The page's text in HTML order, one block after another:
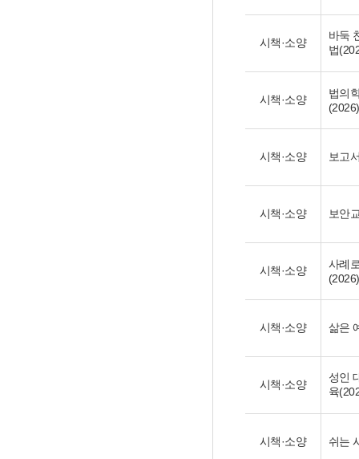
시책·소양
바둑
법
시책·소양
법의
(2026)
시책·소양 보고
시책·소양 보안
시책·소양
사례
(2026)
시책·소양 삶은
시책·소양
성인
육
시책·소양 쉬는